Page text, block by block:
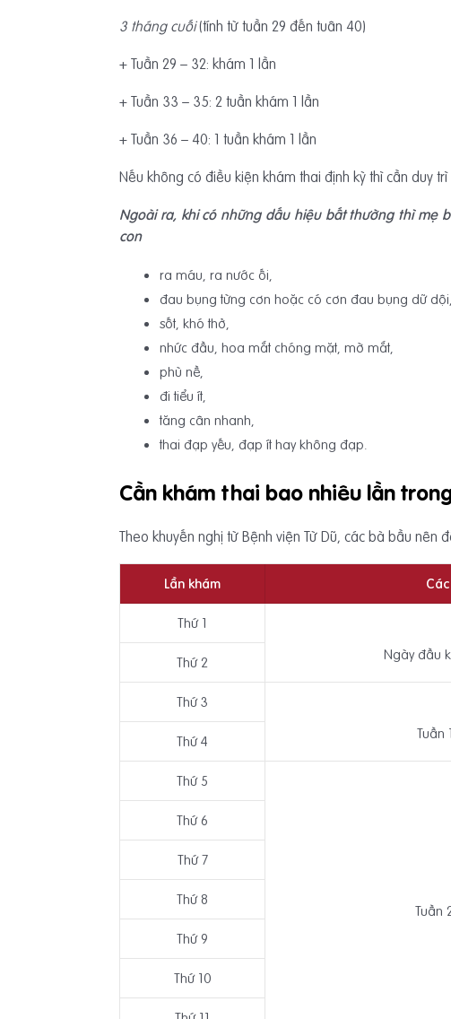
3 tháng cuối(tính từ tuần 29 đến tuân 40)
+ Tuần 29 – 32: khám 1 lần
+ Tuần 33 – 35: 2 tuần khám 1 lần
+ Tuần 36 – 40: 1 tuần khám 1 lần
Nếu không có điều kiện khám thai định kỳ thì cần duy
Ngoài ra, khi có những dấu hiệu bất thường thì mẹ
con
ra máu, ra nước ối,
đau bụng từng cơn hoặc có cơn đau bụng dữ dội,
sốt, khó thở,
nhức đầu, hoa mắt chóng mặt, mờ mắt,
phù nề,
đi tiểu ít,
tăng cân nhanh,
thai đạp yếu, đạp ít hay không đạp.
Cần khám thai bao nhiêu lần
Theo khuyến nghị từ Bệnh viện Từ Dũ, các bà bầu
Lần khám
Thứ 1
Ngày đầu
Thứ 2
Thứ 3
Tuần
Thứ 4
Thứ 5
Tuần
Thứ 6
Thứ 7
Thứ 8
Thứ 9
Thứ 10